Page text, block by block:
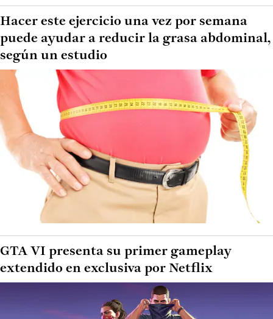
Hacer este ejercicio una vez por semana
puede ayudar a reducir la grasa abdominal,
según un estudio
GTA VI presenta su primer gameplay
extendido en exclusiva por Netflix